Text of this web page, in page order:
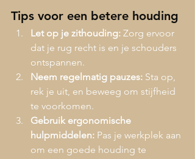
Tips voor een betere houding
Let op je zithouding: Zorg ervoor
dat je rug recht is en je schouders
ontspannen.
Neem regelmatig pauzes: Sta op,
rek je uit, en beweeg om stijfheid
te voorkomen.
Gebruik ergonomische
hulpmiddelen: Pas je werkplek aan
om een goede houding te